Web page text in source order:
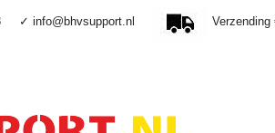
✓ info@bhvsupport.nl Verzending